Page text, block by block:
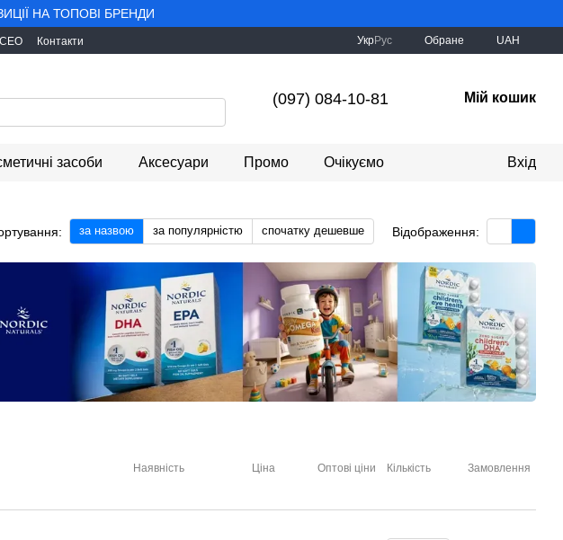
НА ТОПОВІ БРЕНДИ
Контакти УкрРус Обране UAH
(097) 084-10-81 Мій кошик
засоби Аксесуари Промо Очікуємо Вхід
за назвою за популярністю спочатку дешевше Відображення:
Наявність Ціна Оптові ціни Кількість Замовлення